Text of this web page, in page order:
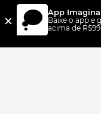
× App
Baixe o app e
acima de